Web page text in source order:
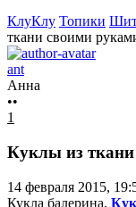
КлуКлу Топики
ткани своими
ant
Анна
••
1
Куклы из
14 февраля 2015,
Кукла балерина.